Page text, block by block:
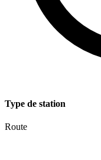
Type de station
Route